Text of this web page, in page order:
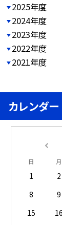
2025年度
2024年度
2023年度
2022年度
2021年度
カレンダー
日 月
1 2
8
9
15
16